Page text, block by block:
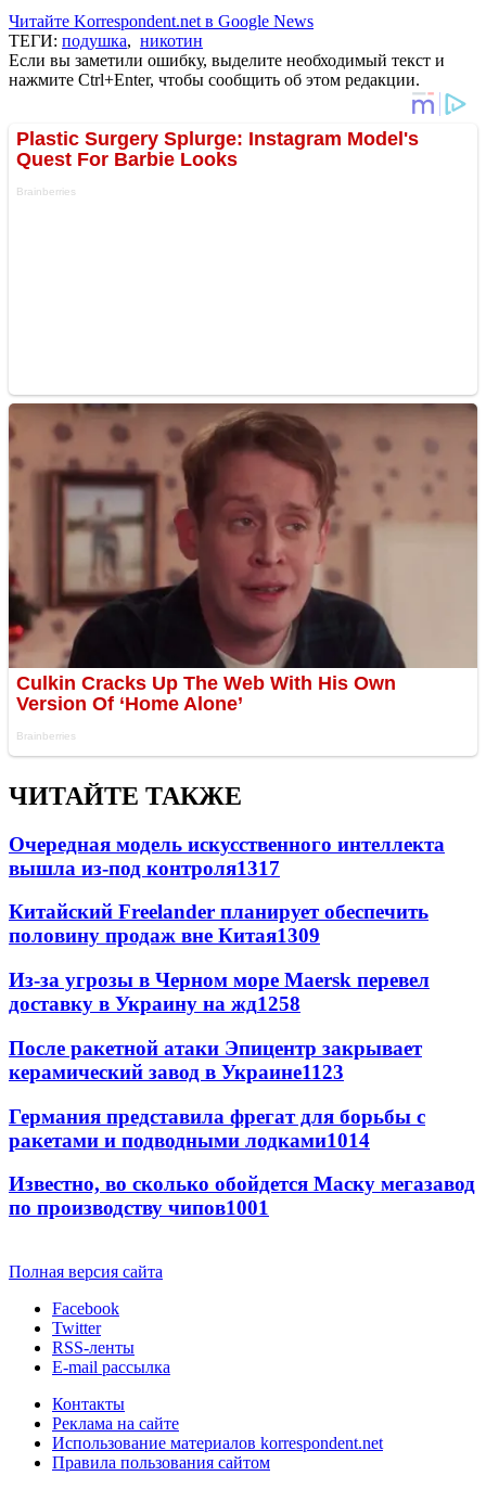
Читайте Korrespondent.net в Google News
ТЕГИ: подушка, никотин
Если вы заметили ошибку, выделите необходимый текст и
нажмите Ctrl+Enter, чтобы сообщить об этом редакции.
ЧИТАЙТЕ ТАКЖЕ
Очередная модель искусственного интеллекта
вышла из-под контроля1317
Китайский Freelander планирует обеспечить
половину продаж вне Китая1309
Из-за угрозы в Черном море Maersk перевел
доставку в Украину на жд1258
После ракетной атаки Эпицентр закрывает
керамический завод в Украине1123
Германия представила фрегат для борьбы с
ракетами и подводными лодками1014
Известно, во сколько обойдется Маску мегазавод
по производству чипов1001
Полная версия сайта
Facebook
Twitter
RSS-ленты
E-mail рассылка
Контакты
Реклама на сайте
Использование материалов korrespondent.net
Правила пользования сайтом